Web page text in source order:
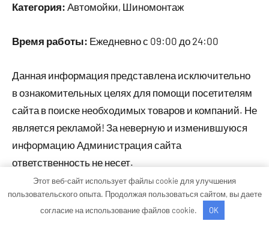
Категория: Автомойки, Шиномонтаж
Время работы: Ежедневно с 09:00 до 24:00
Данная информация представлена исключительно
в ознакомительных целях для помощи посетителям
сайта в поиске необходимых товаров и компаний. Не
является рекламой! За неверную и изменившуюся
информацию Администрация сайта
ответственность не несет.
Тема WordPress: Occasio от ThemeZee.
Этот веб-сайт использует файлы cookie для улучшения
пользовательского опыта. Продолжая пользоваться сайтом, вы даете
согласие на использование файлов cookie.
OK